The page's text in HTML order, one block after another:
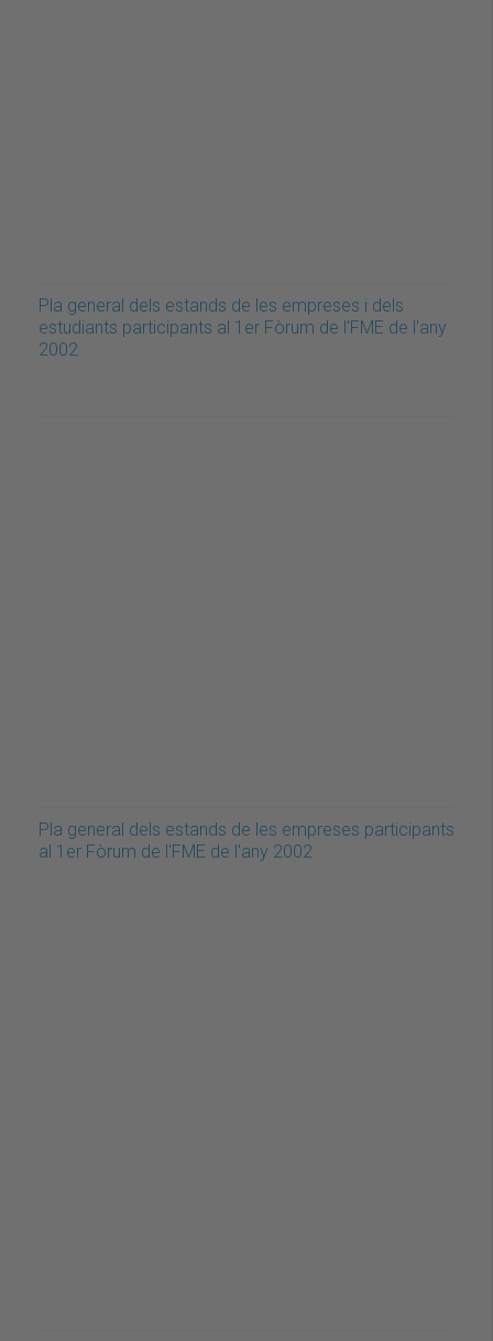
Pla general dels estands de les empreses i dels
estudiants participants al 1er Fòrum de l'FME de l'any
2002
Pla general dels estands de les empreses participants
al 1er Fòrum de l'FME de l'any 2002